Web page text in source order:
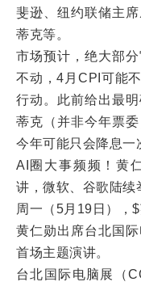
斐逊、纽约联储主
蒂克等。
市场预计，绝大部
不动，4月CPI可能
行动。此前给出最
蒂克（并非今年票
今年可能只会降息一
AI圈大事频频！黄
讲，微软、谷歌陆续
周一（5月19日），
黄仁勋出席台北国
首场主题演讲。
台北国际电脑展（